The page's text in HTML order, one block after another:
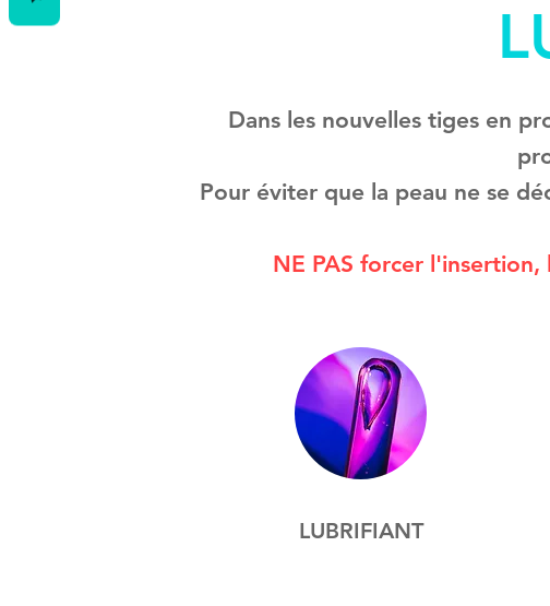
Dans les nouvelles tiges en
Pour éviter que la peau ne se
NE PAS forcer
LUBRIFIANT